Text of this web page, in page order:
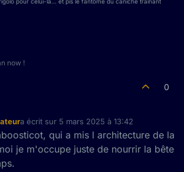
Un ajout sur nos ondes, suffisamment
now !
0
a écrit sur 5 mars 2025 à 13:42
dernière édition par
qui a mis l architecture de la
je m'occupe juste de nourrir la bête